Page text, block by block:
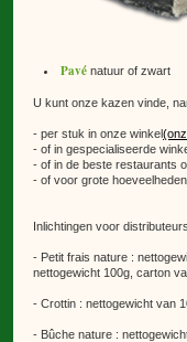
Pavé natuur of zwart
U kunt onze kazen vinde,
- per stuk in onze winkel
- of in gespecialiseerde
- of in de beste restaurants
- of voor grote
Inlichtingen voor
- Petit frais nature :
nettogewicht 100g, carton
- Crottin : nettogewicht van
- Bûche nature :